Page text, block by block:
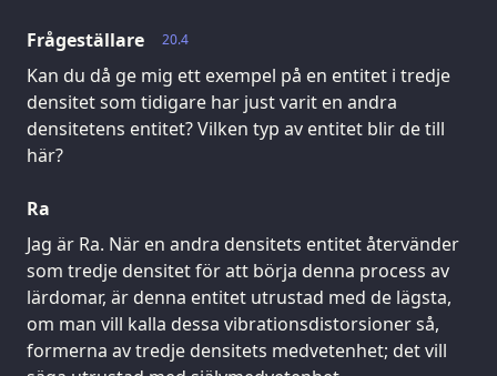
20.4
Frågeställare
Kan du då ge mig ett exempel på en entitet i tredje
densitet som tidigare har just varit en andra
densitetens entitet? Vilken typ av entitet blir de till
här?
Ra
Jag är Ra. När en andra densitets entitet återvänder
som tredje densitet för att börja denna process av
lärdomar, är denna entitet utrustad med de lägsta,
om man vill kalla dessa vibrationsdistorsioner så,
formerna av tredje densitets medvetenhet; det vill